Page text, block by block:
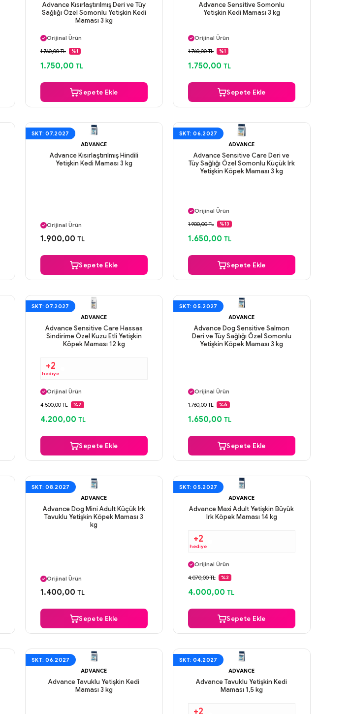
Advance Kısırlaştırılmış Deri ve Tüy
Sağlığı Özel Somonlu Yetişkin Kedi
Maması 3 kg
Orijinal Ürün
Güvenli Ödeme
1.760,00 TL %1
1.750,00 TL
Sepete Ekle
Advance Sensitive Somonlu
Yetişkin Kedi Maması 3 kg
Orijinal Ürün
Güvenli Ödeme
1.760,00 TL %1
1.750,00 TL
Sepete Ekle
SKT: 07.2027
ADVANCE
Advance Kısırlaştırılmış Hindili
Yetişkin Kedi Maması 3 kg
Orijinal Ürün
Güvenli Ödeme
1.900,00 TL
Sepete Ekle
SKT: 06.2027
ADVANCE
Advance Sensitive Care Deri ve
Tüy Sağlığı Özel Somonlu Küçük Irk
Yetişkin Köpek Maması 3 kg
Orijinal Ürün
Güvenli Ödeme
1.900,00 TL %13
1.650,00 TL
Sepete Ekle
SKT: 07.2027
ADVANCE
Advance Sensitive Care Hassas
Sindirime Özel Kuzu Etli Yetişkin
Köpek Maması 12 kg
+2
hediye
Orijinal Ürün
Güvenli Ödeme
4.500,00 TL %7
4.200,00 TL
Sepete Ekle
SKT: 05.2027
ADVANCE
Advance Dog Sensitive Salmon
Deri ve Tüy Sağlığı Özel Somonlu
Yetişkin Köpek Maması 3 kg
Orijinal Ürün
Güvenli Ödeme
1.760,00 TL %6
1.650,00 TL
Sepete Ekle
SKT: 08.2027
ADVANCE
Advance Dog Mini Adult Küçük Irk
Tavuklu Yetişkin Köpek Maması 3
kg
Orijinal Ürün
Güvenli Ödeme
1.400,00 TL
Sepete Ekle
SKT: 05.2027
ADVANCE
Advance Maxi Adult Yetişkin Büyük
Irk Köpek Maması 14 kg
+2
hediye
Orijinal Ürün
Güvenli Ödeme
4.070,00 TL %2
4.000,00 TL
Sepete Ekle
SKT: 06.2027
ADVANCE
Advance Tavuklu Yetişkin Kedi
Maması 3 kg
SKT: 04.2027
ADVANCE
Advance Tavuklu Yetişkin Kedi
Maması 1,5 kg
+2